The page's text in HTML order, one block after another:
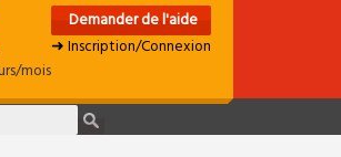
mois
Demander de l'aide
➜ Inscription/Connexion